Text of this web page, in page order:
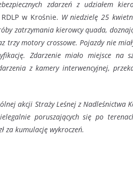
zdarzeń z udziałem
w Krośnie. W niedzielę 25
zatrzymania kierowcy quada,
trzy motory crossowe. Pojazdy nie
Zdarzenie miało miejsce na
z kamery interwencyjnej,
akcji Straży Leśnej z Nadleśnictwa
poruszających się po
za kumulację wykroczeń.